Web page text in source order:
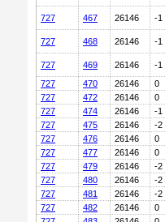
727 467 26146 -1
727 468 26146 -1
727 469 26146
-1
727
470 26146
0
727
472 26146
0
727
474 26146
-1
727
475 26146
-2
727
476 26146
0
727
477 26146
0
727
479 26146
-2
727
480 26146
-2
727
481 26146
-2
727
482 26146
0